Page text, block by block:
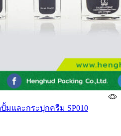
มและกระปุกครีม SP010